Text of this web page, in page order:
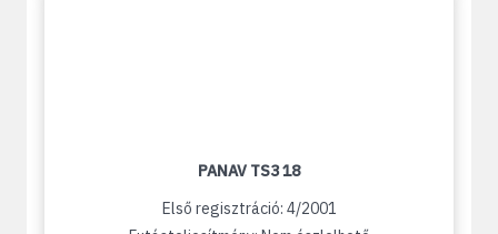
PANAV TS3 18
Első regisztráció: 4/2001